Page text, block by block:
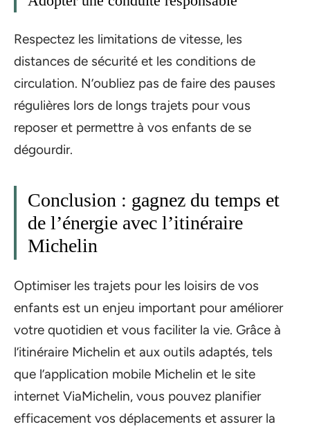
Respectez les limitations de vitesse, les
distances de sécurité et les conditions de
circulation. N’oubliez pas de faire des pauses
régulières lors de longs trajets pour vous
reposer et permettre à vos enfants de se
dégourdir.
Conclusion : gagnez du temps et
de l’énergie avec l’itinéraire
Michelin
Optimiser les trajets pour les loisirs de vos
enfants est un enjeu important pour améliorer
votre quotidien et vous faciliter la vie. Grâce à
l’itinéraire Michelin et aux outils adaptés, tels
que l’application mobile Michelin et le site
internet ViaMichelin, vous pouvez planifier
efficacement vos déplacements et assurer la